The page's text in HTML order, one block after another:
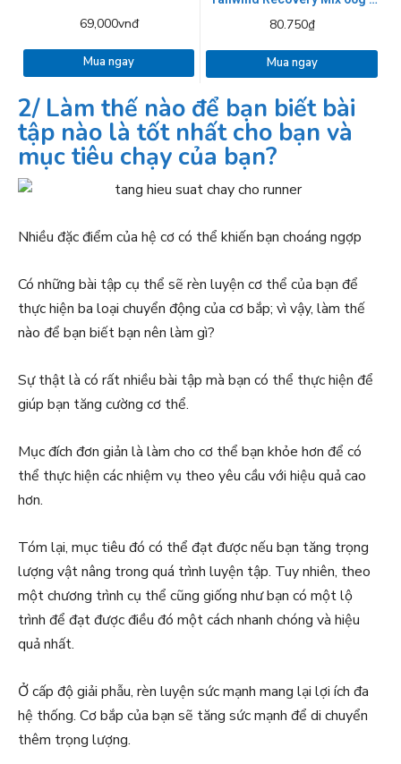
69,000vnđ
Mua ngay
80.750₫
Mua ngay
2/ Làm thế nào để bạn biết bài
tập nào là tốt nhất cho bạn và
mục tiêu chạy của bạn?
Nhiều đặc điểm của hệ cơ có thể khiến bạn choáng ngợp
Có những bài tập cụ thể sẽ rèn luyện cơ thể của bạn để
thực hiện ba loại chuyển động của cơ bắp; vì vậy, làm thế
nào để bạn biết bạn nên làm gì?
Sự thật là có rất nhiều bài tập mà bạn có thể thực hiện để
giúp bạn tăng cường cơ thể.
Mục đích đơn giản là làm cho cơ thể bạn khỏe hơn để có
thể thực hiện các nhiệm vụ theo yêu cầu với hiệu quả cao
hơn.
Tóm lại, mục tiêu đó có thể đạt được nếu bạn tăng trọng
lượng vật nâng trong quá trình luyện tập. Tuy nhiên, theo
một chương trình cụ thể cũng giống như bạn có một lộ
trình để đạt được điều đó một cách nhanh chóng và hiệu
quả nhất.
Ở cấp độ giải phẫu, rèn luyện sức mạnh mang lại lợi ích đa
hệ thống. Cơ bắp của bạn sẽ tăng sức mạnh để di chuyển
thêm trọng lượng.